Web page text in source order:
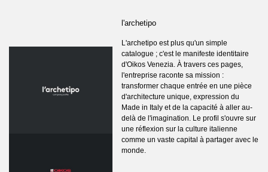
l'archetipo
L'archetipo est plus qu'un simple
catalogue ; c'est le manifeste identitaire
d'Oikos Venezia. À travers ces pages,
l'entreprise raconte sa mission :
transformer chaque entrée en une pièce
d'architecture unique, expression du
Made in Italy et de la capacité à aller au-
delà de l'imagination. Le profil s'ouvre sur
une réflexion sur la culture italienne
comme un vaste capital à partager avec le
monde.